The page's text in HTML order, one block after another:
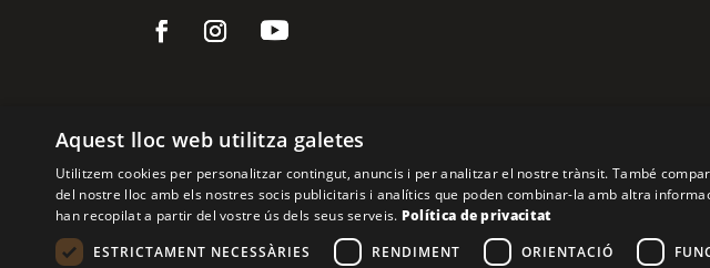
COPYRIGHT © 2026
Aquest lloc web utilitza galetes
Utilitzem cookies per personalitzar contingut, anuncis i per analitzar el nostre trànsit. També
del nostre lloc amb els nostres socis publicitaris i analítics que poden combinar-la amb altra
han recopilat a partir del vostre ús dels seus serveis. Política de privacitat
ESTRICTAMENT NECESSÀRIES
RENDIMENT ORIENTACIÓ